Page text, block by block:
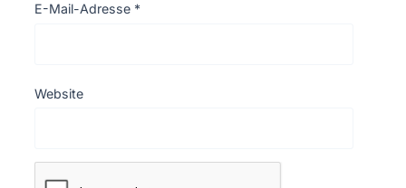
E-Mail-Adresse *
Website